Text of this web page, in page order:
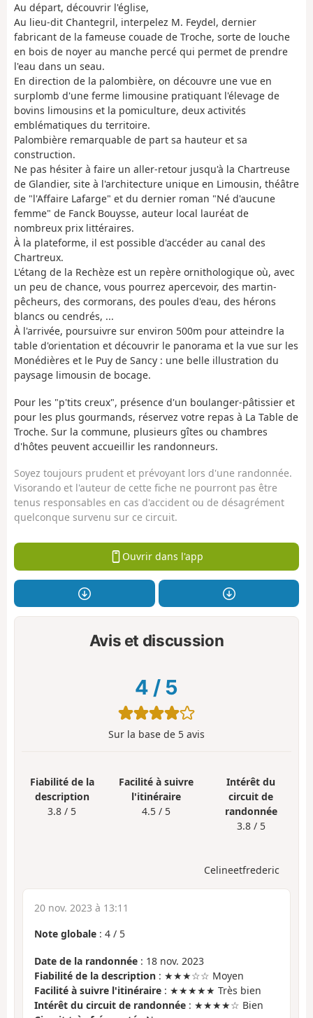
Au départ, découvrir l'église,
Au lieu-dit Chantegril, interpelez M. Feydel, dernier
fabricant de la fameuse couade de Troche, sorte de louche
en bois de noyer au manche percé qui permet de prendre
l'eau dans un seau.
En direction de la palombière, on découvre une vue en
surplomb d'une ferme limousine pratiquant l'élevage de
bovins limousins et la pomiculture, deux activités
emblématiques du territoire.
Palombière remarquable de part sa hauteur et sa
construction.
Ne pas hésiter à faire un aller-retour jusqu'à la Chartreuse
de Glandier, site à l'architecture unique en Limousin, théâtre
de "l'Affaire Lafarge" et du dernier roman "Né d'aucune
femme" de Fanck Bouysse, auteur local lauréat de
nombreux prix littéraires.
À la plateforme, il est possible d'accéder au canal des
Chartreux.
L'étang de la Rechèze est un repère ornithologique où, avec
un peu de chance, vous pourrez apercevoir, des martin-
pêcheurs, des cormorans, des poules d'eau, des hérons
blancs ou cendrés, ...
À l'arrivée, poursuivre sur environ 500m pour atteindre la
table d'orientation et découvrir le panorama et la vue sur les
Monédières et le Puy de Sancy : une belle illustration du
paysage limousin de bocage.
Pour les "p'tits creux", présence d'un boulanger-pâtissier et
pour les plus gourmands, réservez votre repas à La Table de
Troche. Sur la commune, plusieurs gîtes ou chambres
d'hôtes peuvent accueillir les randonneurs.
Soyez toujours prudent et prévoyant lors d'une randonnée.
Visorando et l'auteur de cette fiche ne pourront pas être
tenus responsables en cas d'accident ou de désagrément
quelconque survenu sur ce circuit.
Ouvrir dans l'app
Avis et discussion
4 / 5
Sur la base de 5 avis
Fiabilité de la
description
3.8 / 5
Facilité à suivre
l'itinéraire
4.5 / 5
Intérêt du
circuit de
randonnée
3.8 / 5
Celineetfrederic
20 nov. 2023 à 13:11
Note globale : 4 / 5
Date de la randonnée : 18 nov. 2023
Fiabilité de la description : ★★★☆☆ Moyen
Facilité à suivre l'itinéraire : ★★★★★ Très bien
Intérêt du circuit de randonnée : ★★★★☆ Bien